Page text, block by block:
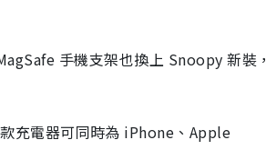
手機支架也換上 Snoopy 新裝，
充電器可同時為 iPhone、Apple